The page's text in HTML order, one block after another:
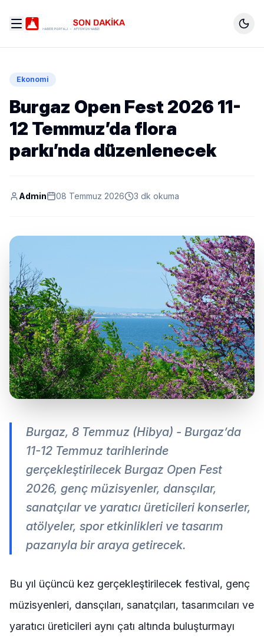
Ekonomi
Burgaz Open Fest 2026 11-
12 Temmuz’da flora
parkı’nda düzenlenecek
Admin 08 Temmuz 2026 3 dk okuma
Burgaz, 8 Temmuz (Hibya) - Burgaz’da
11-12 Temmuz tarihlerinde
gerçekleştirilecek Burgaz Open Fest
2026, genç müzisyenler, dansçılar,
sanatçılar ve yaratıcı üreticileri konserler,
atölyeler, spor etkinlikleri ve tasarım
pazarıyla bir araya getirecek.
Bu yıl üçüncü kez gerçekleştirilecek festival, genç
müzisyenleri, dansçıları, sanatçıları, tasarımcıları ve
yaratıcı üreticileri aynı çatı altında buluşturmayı